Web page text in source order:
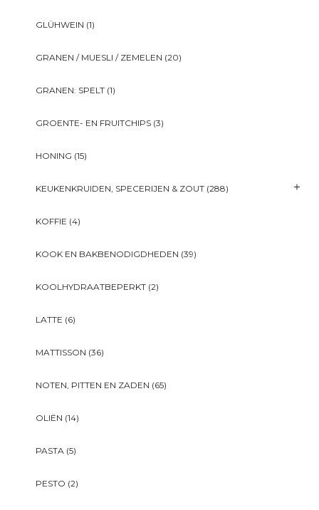
GLÜHWEIN (1)
GRANEN / MUESLI / ZEMELEN (20)
GRANEN: SPELT (1)
GROENTE- EN FRUITCHIPS (3)
HONING (15)
KEUKENKRUIDEN, SPECERIJEN & ZOUT (288)
KOFFIE (4)
KOOK EN BAKBENODIGDHEDEN (39)
KOOLHYDRAATBEPERKT (2)
LATTE (6)
MATTISSON (36)
NOTEN, PITTEN EN ZADEN (65)
OLIËN (14)
PASTA (5)
PESTO (2)